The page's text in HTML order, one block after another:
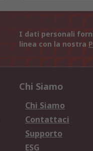
I dati personali
linea con la nostra
Chi Siamo
Chi Siamo
Contattaci
Supporto
ESG